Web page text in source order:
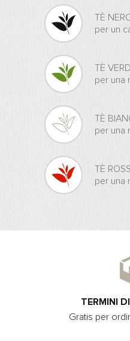
TÈ
per un
TÈ
per una
TÈ
per una
TÈ
per una
TERMINI
Gratis per